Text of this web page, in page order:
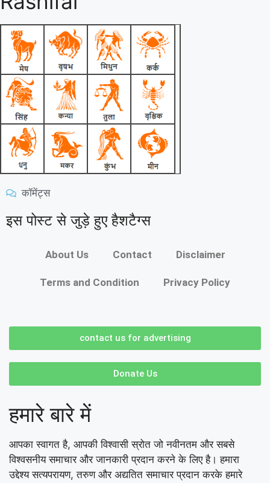
कॉमेंट्स
इस पोस्ट से जुड़े हुए हैशटैग्स
About Us Contact Disclaimer
Terms and Condition Privacy Policy
contact us for advertising
Donate Us
हमारे बारे में
आपका स्वागत है, आपकी विश्वासी स्रोत जो नवीनतम और सबसे
विश्वसनीय समाचार और जानकारी प्रदान करने के लिए है। हमारा
उद्देश्य सत्यपरायण, तरुण और अद्यतित समाचार प्रदान करके हमारे